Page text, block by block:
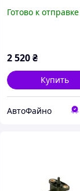
(W211)/S-клас
Готово к отправке
2 520₴
Купить
АвтоФайно